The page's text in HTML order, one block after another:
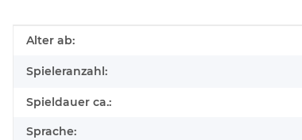
Produkteigenschaft
Wert
Alter ab:
Spieleranzahl:
Spieldauer ca.:
Sprache: